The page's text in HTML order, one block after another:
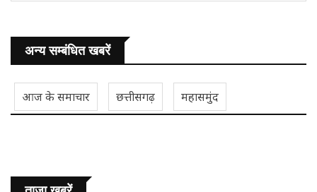
अन्य सम्बंधित खबरें
आज के समाचार छत्तीसगढ़ महासमुंद